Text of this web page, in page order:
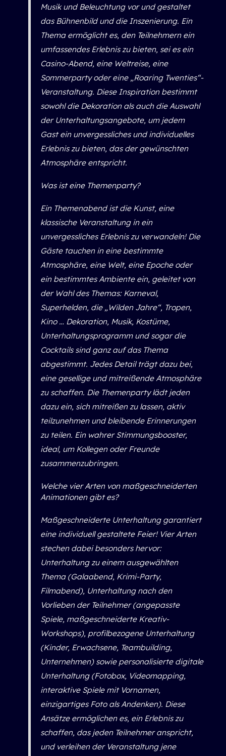
Musik und Beleuchtung vor und gestaltet
das Bühnenbild und die Inszenierung. Ein
Thema ermöglicht es, den Teilnehmern ein
umfassendes Erlebnis zu bieten, sei es ein
Casino-Abend, eine Weltreise, eine
Sommerparty oder eine „Roaring Twenties“-
Veranstaltung. Diese Inspiration bestimmt
sowohl die Dekoration als auch die Auswahl
der Unterhaltungsangebote, um jedem
Gast ein unvergessliches und individuelles
Erlebnis zu bieten, das der gewünschten
Atmosphäre entspricht.
Was ist eine Themenparty?
Ein Themenabend ist die Kunst, eine
klassische Veranstaltung in ein
unvergessliches Erlebnis zu verwandeln! Die
Gäste tauchen in eine bestimmte
Atmosphäre, eine Welt, eine Epoche oder
ein bestimmtes Ambiente ein, geleitet von
der Wahl des Themas: Karneval,
Superhelden, die „Wilden Jahre“, Tropen,
Kino … Dekoration, Musik, Kostüme,
Unterhaltungsprogramm und sogar die
Cocktails sind ganz auf das Thema
abgestimmt. Jedes Detail trägt dazu bei,
eine gesellige und mitreißende Atmosphäre
zu schaffen. Die Themenparty lädt jeden
dazu ein, sich mitreißen zu lassen, aktiv
teilzunehmen und bleibende Erinnerungen
zu teilen. Ein wahrer Stimmungsbooster,
ideal, um Kollegen oder Freunde
zusammenzubringen.
Welche vier Arten von maßgeschneiderten
Animationen gibt es?
Maßgeschneiderte Unterhaltung garantiert
eine individuell gestaltete Feier! Vier Arten
stechen dabei besonders hervor:
Unterhaltung zu einem ausgewählten
Thema (Galaabend, Krimi-Party,
Filmabend), Unterhaltung nach den
Vorlieben der Teilnehmer (angepasste
Spiele, maßgeschneiderte Kreativ-
Workshops), profilbezogene Unterhaltung
(Kinder, Erwachsene, Teambuilding,
Unternehmen) sowie personalisierte digitale
Unterhaltung (Fotobox, Videomapping,
interaktive Spiele mit Vornamen,
einzigartiges Foto als Andenken). Diese
Ansätze ermöglichen es, ein Erlebnis zu
schaffen, das jeden Teilnehmer anspricht,
und verleihen der Veranstaltung jene